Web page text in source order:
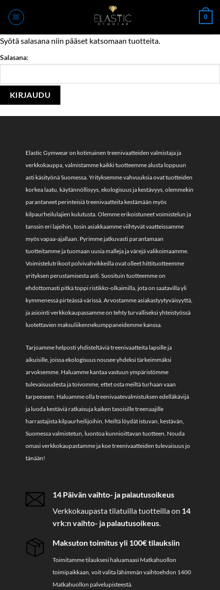
0
Syötä salasana niin pääset katsomaan tuotteita.
Salasana:
Elastic Gymwear on kotimainen treenivaatteiden valmistaja ja
verkkokauppa, valmistamme kaikki tuotteemme alusta loppuun
asti käsityönä Suomessa. Yrityksemme vahvuuksia ovat tuotteiden
korkea laatu, käytännöllisyys, ekologisuus ja kestävyys, olemmekin
parantaneet perinteisiä treenivaatteita kestämään myös
kilpaurheilulajien kulutusta. Olemme erikoistuneet voimistelun ja
tanssin eri lajeihin, tosin asiakkaamme viihtyvät vaatteissamme
myös vapaa-ajallaan. Pyrimme jatkuvasti parantamaan
tuotteitamme ja tuomaan uusia malleja ja värejä valikoimaamme.
Voimistelutrikoot polvivahvikkeilla ovat olleet hittituotteemme
yrityksen perustamisesta asti. Suosituin tuotteemme on
ehdottomasti pitkä toppi ristikko-olkaimilla, jota on saatavilla yli
kymmenessä pirteässä värissä. Arvostamme asiakastyytyväisyyttä,
ja asiointi verkkokaupassamme on tehty turvalliseksi yhteistyössä
luotettavien maksuliikennekumppaneidemme kanssa.
Tarjoamme helposti yhdisteltäviä treenivaatteita lapsille ja
aikuisille, joissa ekologisuus nousee yhdeksi tärkeimmäksi
arvoksemme. Haluamme kantaa vastuun ympäristömme
tulevaisuudesta ja toivomme, ettet osta meiltä turhaan vaan
tarpeeseen. Haluamme olla treenivaatevalmistuksen edelläkävijä
ja luoda kestäviä ratkaisuja kaiken tasoisille treenaajille
harrastajista kilpaurheilijoihin. Meiltä löydät istuvan, kestävän,
Suomessa valmistetun, luontoa kunnioittavan tuotteen. Nouda
omasi verkkokaupastamme ja koe treenivaatteiden tulevaisuus jo
tänään!
14 Päivän vaihto- ja palautusoikeus
Verkkokaupasta tilatuilla tuotteilla on 14
vrk:n vaihto- ja palautusoikeus
Maksuton toimitus yli 100€ tilauksiin
Toimitamme tilauksesi haluamaasi Matkahuollon
toimipaikkaan, voit valita lähimmän vaihtoehdon 1400
Matkahuollon palvelupisteestä.